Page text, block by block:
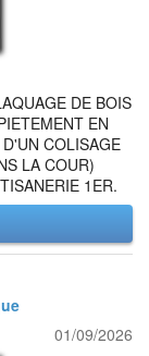
DE BOIS
EN
COLISAGE
LA COUR)
1ER.
01/09/2026